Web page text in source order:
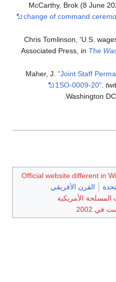
McCarthy, Brok (8 June
change of command
Chris Tomlinson, 'U.S.
Associated Press, in The
Maher, J."Joint Staff
1SO-0009-20".
Washington DC
.
Official website different in
القرن الأفريقي
الأمريكية
2002